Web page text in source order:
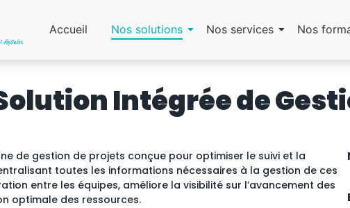
Accueil Nos solutions Nos services Nos
Intégrée de
de gestion de projets conçue pour optimiser le suivi et la
toutes les informations nécessaires à la gestion de ces
entre les équipes, améliore la visibilité sur l’avancement des
optimale des ressources.